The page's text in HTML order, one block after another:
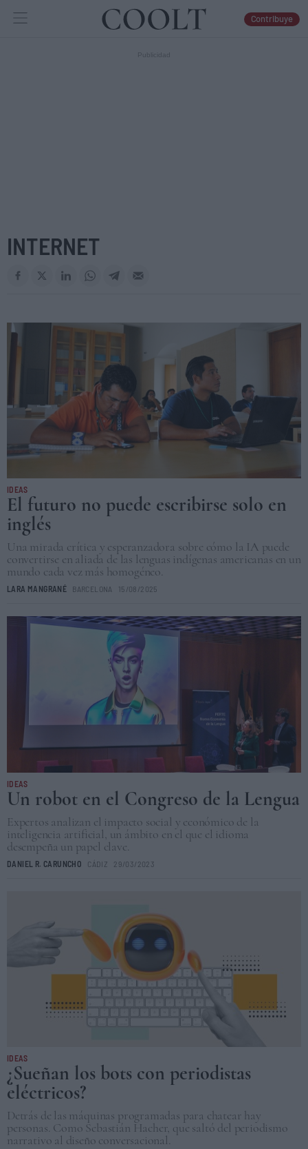
IDEAS
Contribuye
INTERNET
IDEAS
El futuro no puede escribirse solo en
inglés
Una mirada crítica y esperanzadora sobre cómo la IA puede
convertirse en aliada de las lenguas indígenas americanas en un
mundo cada vez más homogéneo.
LARA MANGRANÉ BARCELONA 15/08/2025
IDEAS
Un robot en el Congreso de la Lengua
Expertos analizan el impacto social y económico de la
inteligencia artificial, un ámbito en el que el idioma
desempeña un papel clave.
DANIEL R. CARUNCHO CÁDIZ 29/03/2023
IDEAS
¿Sueñan los bots con periodistas
eléctricos?
Detrás de las máquinas programadas para chatear hay
personas. Como Sebastián Hacher, que saltó del periodismo
narrativo al diseño conversacional.